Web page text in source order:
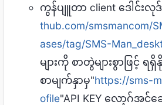
ကွန်ပျူတာ client ဒေါင်းလုဒ်
thub.com/smsmancom/
ases/tag/SMS-
များကို စာတွဲများစွာဖြင့်
စာမျက်နှာမှ"https://sms-
ofile"API KEY လော့ဂ်အင်